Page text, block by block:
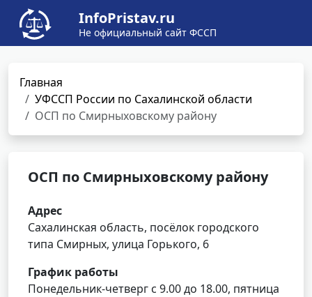
InfoPristav.ru
Не официальный сайт ФССП
Главная
УФССП России по Сахалинской области
ОСП по Смирныховскому району
ОСП по Смирныховскому району
Адрес
Сахалинская область, посёлок городского
типа Смирных, улица Горького, 6
График работы
Понедельник-четверг с 9.00 до 18.00, пятница